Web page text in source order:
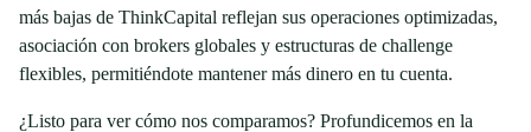
más bajas de ThinkCapital reflejan sus operaciones optimizadas,
asociación con brokers globales y estructuras de challenge
flexibles, permitiéndote mantener más dinero en tu cuenta.
¿Listo para ver cómo nos comparamos? Profundicemos en la